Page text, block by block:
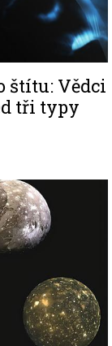
štítu: Vědci
tři typy